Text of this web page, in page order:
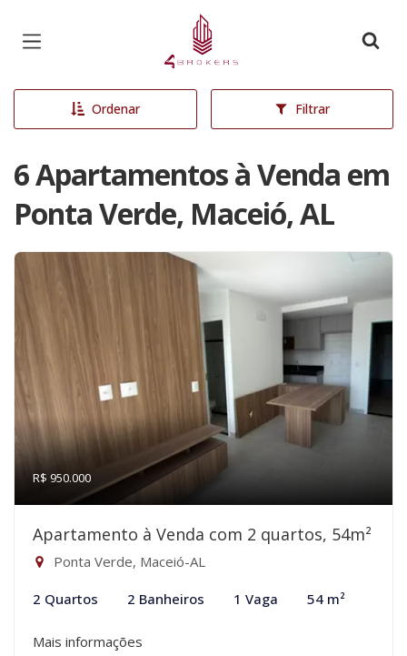
Página inicial
Ordenar Filtrar
6 Apartamentos à Venda em
Ponta Verde, Maceió, AL
R$ 950.000
Apartamento à Venda com 2 quartos, 54m²
Ponta Verde, Maceió-AL
2 Quartos 2 Banheiros 1 Vaga 54 m²
Mais informações